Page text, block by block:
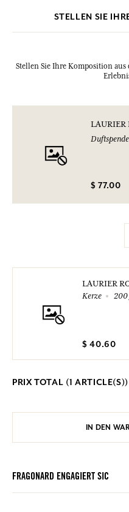
STELLEN SIE
Stellen Sie Ihre Komposition
LAURIER
$ 77.00
LAURIER
Kerze
200
$ 40.60
PRIX TOTAL (1 ARTICLE(S))
IN DEN
FRAGONARD ENGAGIERT SIC